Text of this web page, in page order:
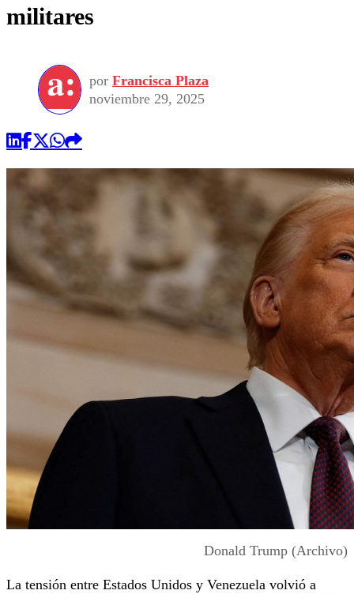
militares
por Francisca Plaza
noviembre 29, 2025
Donald Trump (Archivo)
La tensión entre Estados Unidos y Venezuela volvió a